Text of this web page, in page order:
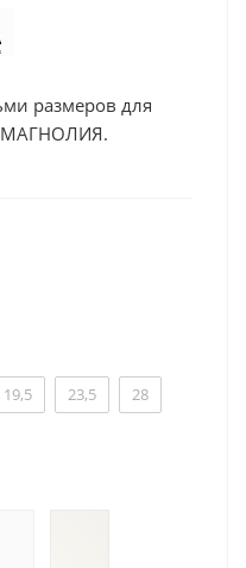
размеров для
МАГНОЛИЯ.
19,5 23,5 28